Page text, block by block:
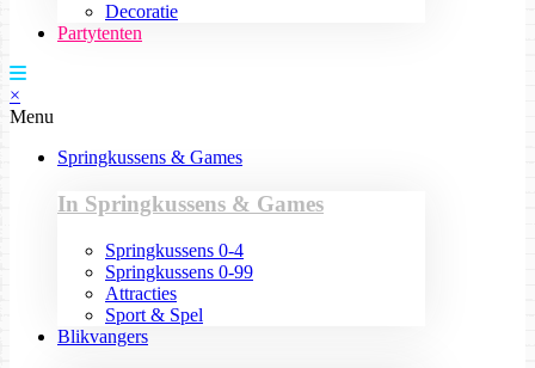
Decoratie
Partytenten
×
Menu
Springkussens & Games
In Springkussens & Games
Springkussens 0-4
Springkussens 0-99
Attracties
Sport & Spel
Blikvangers